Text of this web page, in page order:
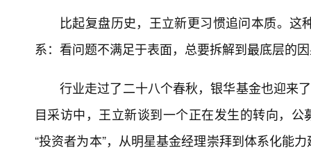
比起复盘历史，王立新更习惯追问本质。
系：看问题不满足于表面，总要拆解到最底层的
行业走过了二十八个春秋，银华基金也迎来
目采访中，王立新谈到一个正在发生的转向，
“投资者为本”，从明星基金经理崇拜到体系化能